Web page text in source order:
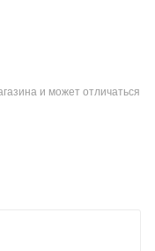
и может отличаться